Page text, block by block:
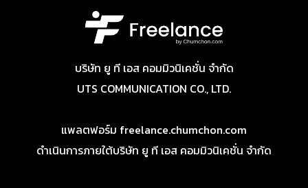
บริษัท ยู ที เอส คอมมิวนิเคชั่น จำกัด
UTS COMMUNICATION CO., LTD.
แพลตฟอร์ม freelance.chumchon.com
ดำเนินการภายใต้บริษัท ยู ที เอส คอมมิวนิเคชั่น จำกัด